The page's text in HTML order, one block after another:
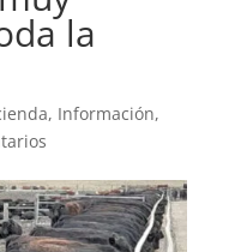
la
, Información,